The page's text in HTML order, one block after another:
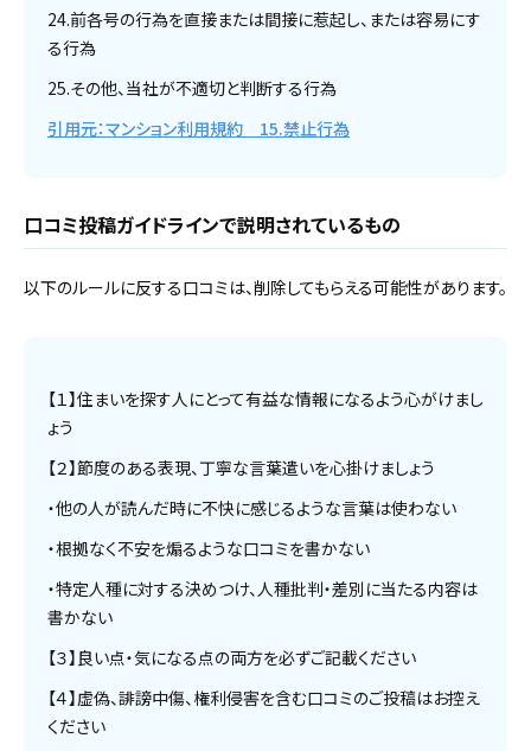
24.前各号の行為を直接または間接に惹起し、または容易にす
る行為
25.その他、当社が不適切と判断する行為
引用元：マンション利用規約 15.禁止行為
口コミ投稿ガイドラインで説明されているもの
以下のルールに反する口コミは、削除してもらえる可能性があります。
【１】住まいを探す人にとって有益な情報になるよう心がけまし
ょう
【２】節度のある表現、丁寧な言葉遣いを心掛けましょう
・他の人が読んだ時に不快に感じるような言葉は使わない
・根拠なく不安を煽るような口コミを書かない
・特定人種に対する決めつけ、人種批判・差別に当たる内容は
書かない
【３】良い点・気になる点の両方を必ずご記載ください
【４】虚偽、誹謗中傷、権利侵害を含む口コミのご投稿はお控え
ください